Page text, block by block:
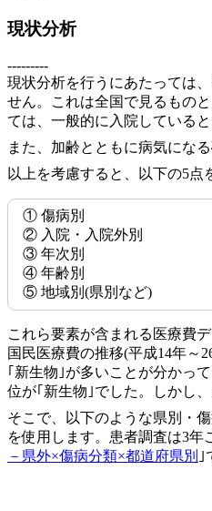
現状分析
---------
現状分析を行うにあたっては
せん。これは全国で見るもの
ては、一般的に入院している
また、加齢とともに病気にな
以上を考慮すると、以下の5点
① 傷病別
② 入院・入院外別
③ 年次別
④ 年齢別
⑤ 地域別(県別など)
これら要素が含まれる医療費
国民医療費の推移(平成14年～
｢新生物｣が多いことが分かっ
位が｢新生物｣でした。しかし
そこで、以下のような県別・
を使用します。患者調査は3年
－県外×傷病分類×都道府県別